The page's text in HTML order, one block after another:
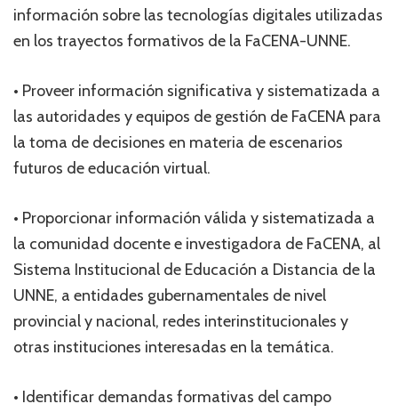
información sobre las tecnologías digitales utilizadas
en los trayectos formativos de la FaCENA-UNNE.
• Proveer información significativa y sistematizada a
las autoridades y equipos de gestión de FaCENA para
la toma de decisiones en materia de escenarios
futuros de educación virtual.
• Proporcionar información válida y sistematizada a
la comunidad docente e investigadora de FaCENA, al
Sistema Institucional de Educación a Distancia de la
UNNE, a entidades gubernamentales de nivel
provincial y nacional, redes interinstitucionales y
otras instituciones interesadas en la temática.
• Identificar demandas formativas del campo